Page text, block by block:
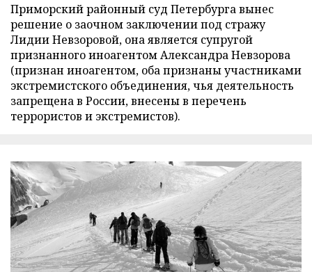
Приморский районный суд Петербурга вынес
решение о заочном заключении под стражу
Лидии Невзоровой, она является супругой
признанного иноагентом Александра Невзорова
(признан иноагентом, оба признаны участниками
экстремистского объединения, чья деятельность
запрещена в России, внесены в перечень
террористов и экстремистов).